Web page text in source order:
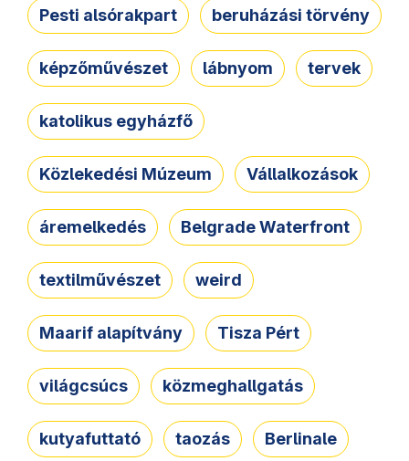
Pesti alsórakpart beruházási törvény
képzőművészet lábnyom tervek
katolikus egyházfő
Közlekedési Múzeum Vállalkozások
áremelkedés Belgrade Waterfront
textilművészet weird
Maarif alapítvány Tisza Pért
világcsúcs közmeghallgatás
kutyafuttató taozás Berlinale